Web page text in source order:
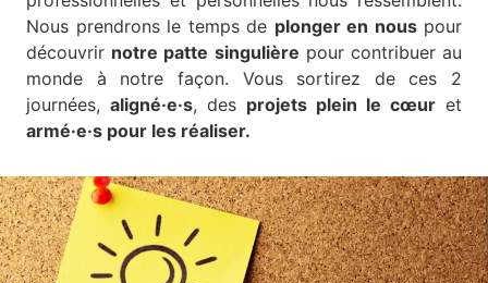
Nous prendrons le temps de plonger en nouspour
découvrir notre patte singulière pour contribuer au
monde à notre façon. Vous sortirez de ces 2
journées, aligné·e·s, des projets plein le cœur et
armé·e·s pour les réaliser.